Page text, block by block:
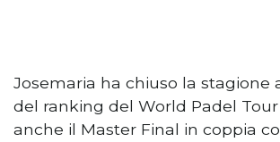
Josemaria ha chiuso la stagione
del ranking del World Padel
anche il Master Final in coppia